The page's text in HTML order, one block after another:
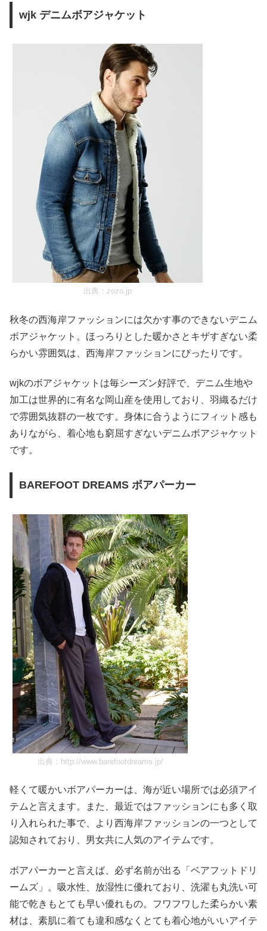
wjk デニムボアジャケット
出典： zozo.jp
秋冬の西海岸ファッションには欠かす事のできないデニム
ボアジャケット。ほっろりとした暖かさとキザすぎない柔
らかい雰囲気は、西海岸ファッションにぴったりです。
wjkのボアジャケットは毎シーズン好評で、デニム生地や
加工は世界的に有名な岡山産を使用しており、羽織るだけ
で雰囲気抜群の一枚です。身体に合うようにフィット感も
ありながら、着心地も窮屈すぎないデニムボアジャケット
です。
BAREFOOT DREAMS ボアパーカー
出典： http://www.barefootdreams.jp/
軽くて暖かいボアパーカーは、海が近い場所では必須アイ
テムと言えます。また、最近ではファッションにも多く取
り入れられた事で、より西海岸ファッションの一つとして
認知されており、男女共に人気のアイテムです。
ボアパーカーと言えば、必ず名前が出る「ベアフットドリ
ームズ」。吸水性、放湿性に優れており、洗濯も丸洗い可
能で乾きもとても早い優れもの。フワフワした柔らかい素
材は、素肌に着ても違和感なくとても着心地がいいアイテ